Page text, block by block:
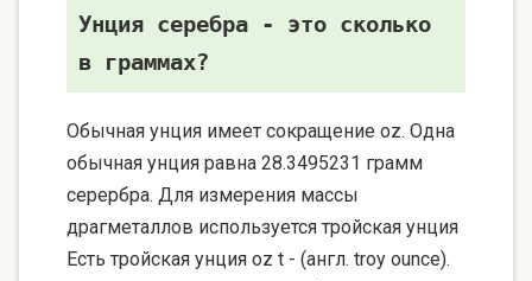
Унция серебра - это сколько
в граммах?
Обычная унция имеет сокращение oz. Одна
обычная унция равна 28.3495231 грамм
серербра. Для измерения массы
драгметаллов используется тройская унция
Есть тройская унция oz t - (англ. troy ounce).